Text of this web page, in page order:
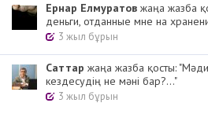
Ернар Елмуратов жаңа жазба
деньги, отданные мне на
3 жыл бұрын
Cаттар жаңа жазба қосты:
кездесудің не мәні бар?..."
3 жыл бұрын